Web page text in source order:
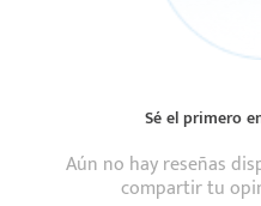
Sé el primero
Aún no hay reseñas
compartir tu